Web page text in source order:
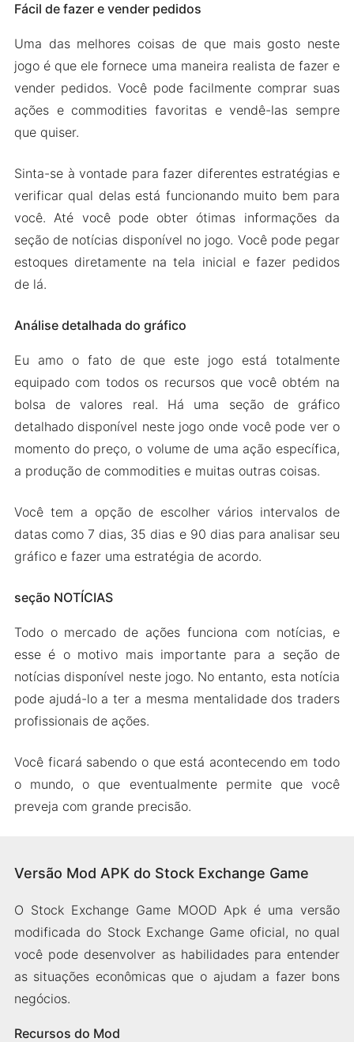
Fácil de fazer e vender pedidos
Uma das melhores coisas de que mais gosto neste
jogo é que ele fornece uma maneira realista de fazer e
vender pedidos. Você pode facilmente comprar suas
ações e commodities favoritas e vendê-las sempre
que quiser.
Sinta-se à vontade para fazer diferentes estratégias e
verificar qual delas está funcionando muito bem para
você. Até você pode obter ótimas informações da
seção de notícias disponível no jogo. Você pode pegar
estoques diretamente na tela inicial e fazer pedidos
de lá.
Análise detalhada do gráfico
Eu amo o fato de que este jogo está totalmente
equipado com todos os recursos que você obtém na
bolsa de valores real. Há uma seção de gráfico
detalhado disponível neste jogo onde você pode ver o
momento do preço, o volume de uma ação específica,
a produção de commodities e muitas outras coisas.
Você tem a opção de escolher vários intervalos de
datas como 7 dias, 35 dias e 90 dias para analisar seu
gráfico e fazer uma estratégia de acordo.
seção NOTÍCIAS
Todo o mercado de ações funciona com notícias, e
esse é o motivo mais importante para a seção de
notícias disponível neste jogo. No entanto, esta notícia
pode ajudá-lo a ter a mesma mentalidade dos traders
profissionais de ações.
Você ficará sabendo o que está acontecendo em todo
o mundo, o que eventualmente permite que você
preveja com grande precisão.
Versão Mod APK do Stock Exchange Game
O Stock Exchange Game MOOD Apk é uma versão
modificada do Stock Exchange Game oficial, no qual
você pode desenvolver as habilidades para entender
as situações econômicas que o ajudam a fazer bons
negócios.
Recursos do Mod